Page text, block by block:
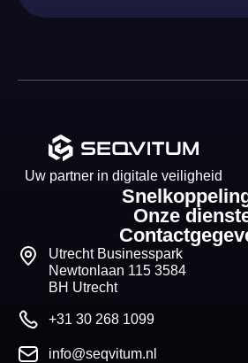
Uw partner in digitale veiligheid
Onze
Utrecht Businesspark
Newtonlaan 115 3584
BH Utrecht
+31 30 268 1099
info@seqvitum.nl